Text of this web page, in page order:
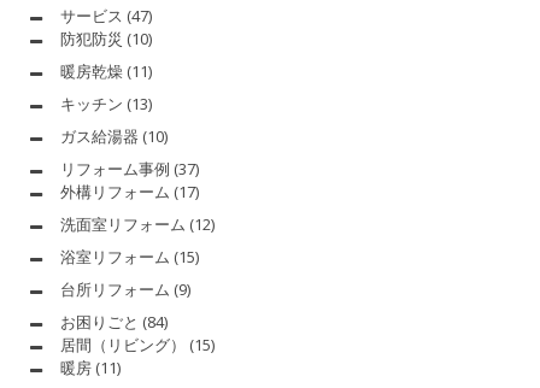
サービス (47)
防犯防災 (10)
暖房乾燥 (11)
キッチン (13)
ガス給湯器 (10)
リフォーム事例 (37)
外構リフォーム (17)
洗面室リフォーム (12)
浴室リフォーム (15)
台所リフォーム (9)
お困りごと (84)
居間（リビング）
(15)
暖房 (11)